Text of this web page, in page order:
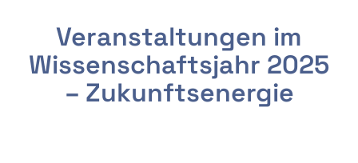
Veranstaltungen im
Wissenschaftsjahr 2025
– Zukunftsenergie